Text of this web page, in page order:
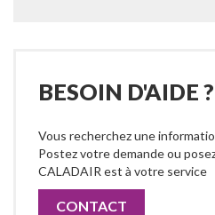
BESOIN D'AIDE ?
Vous recherchez une
Postez votre demande ou
CALADAIR est à votre service
CONTACT